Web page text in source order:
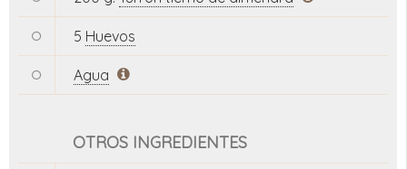
5 Huevos
Agua
OTROS INGREDIENTES